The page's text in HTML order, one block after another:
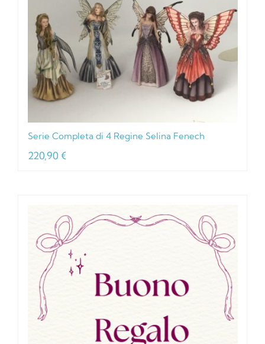
Serie Completa di 4 Regine Selina Fenech
220,90 €